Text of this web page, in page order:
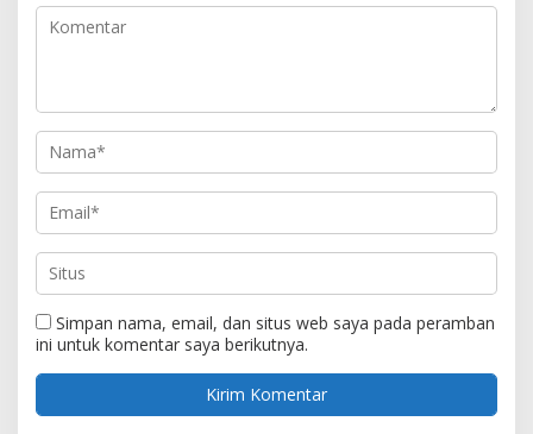
Simpan nama, email, dan situs web saya pada peramban
ini untuk komentar saya berikutnya.